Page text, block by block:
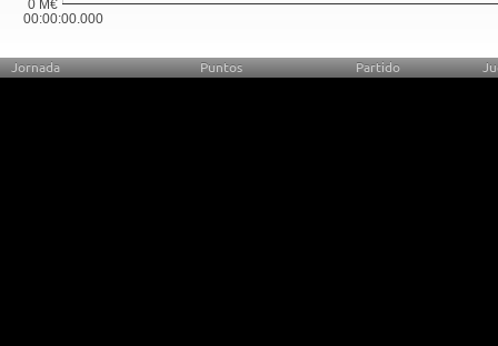
00:00:00.000
0 M€
Jornada Puntos Partido